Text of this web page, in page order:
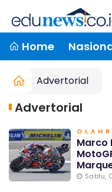
Home
Advertorial
Advertorial
Marco
Sabtu,